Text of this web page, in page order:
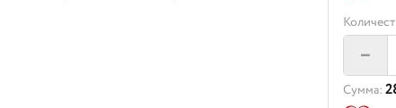
–
Сумма: